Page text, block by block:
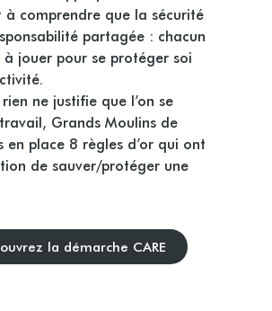
à comprendre que la sécurité
partagée : chacun
jouer pour se protéger soi
ne justifie que l’on se
Grands Moulins de
en place 8 règles d’or qui ont
de sauver/protéger une
la démarche CARE